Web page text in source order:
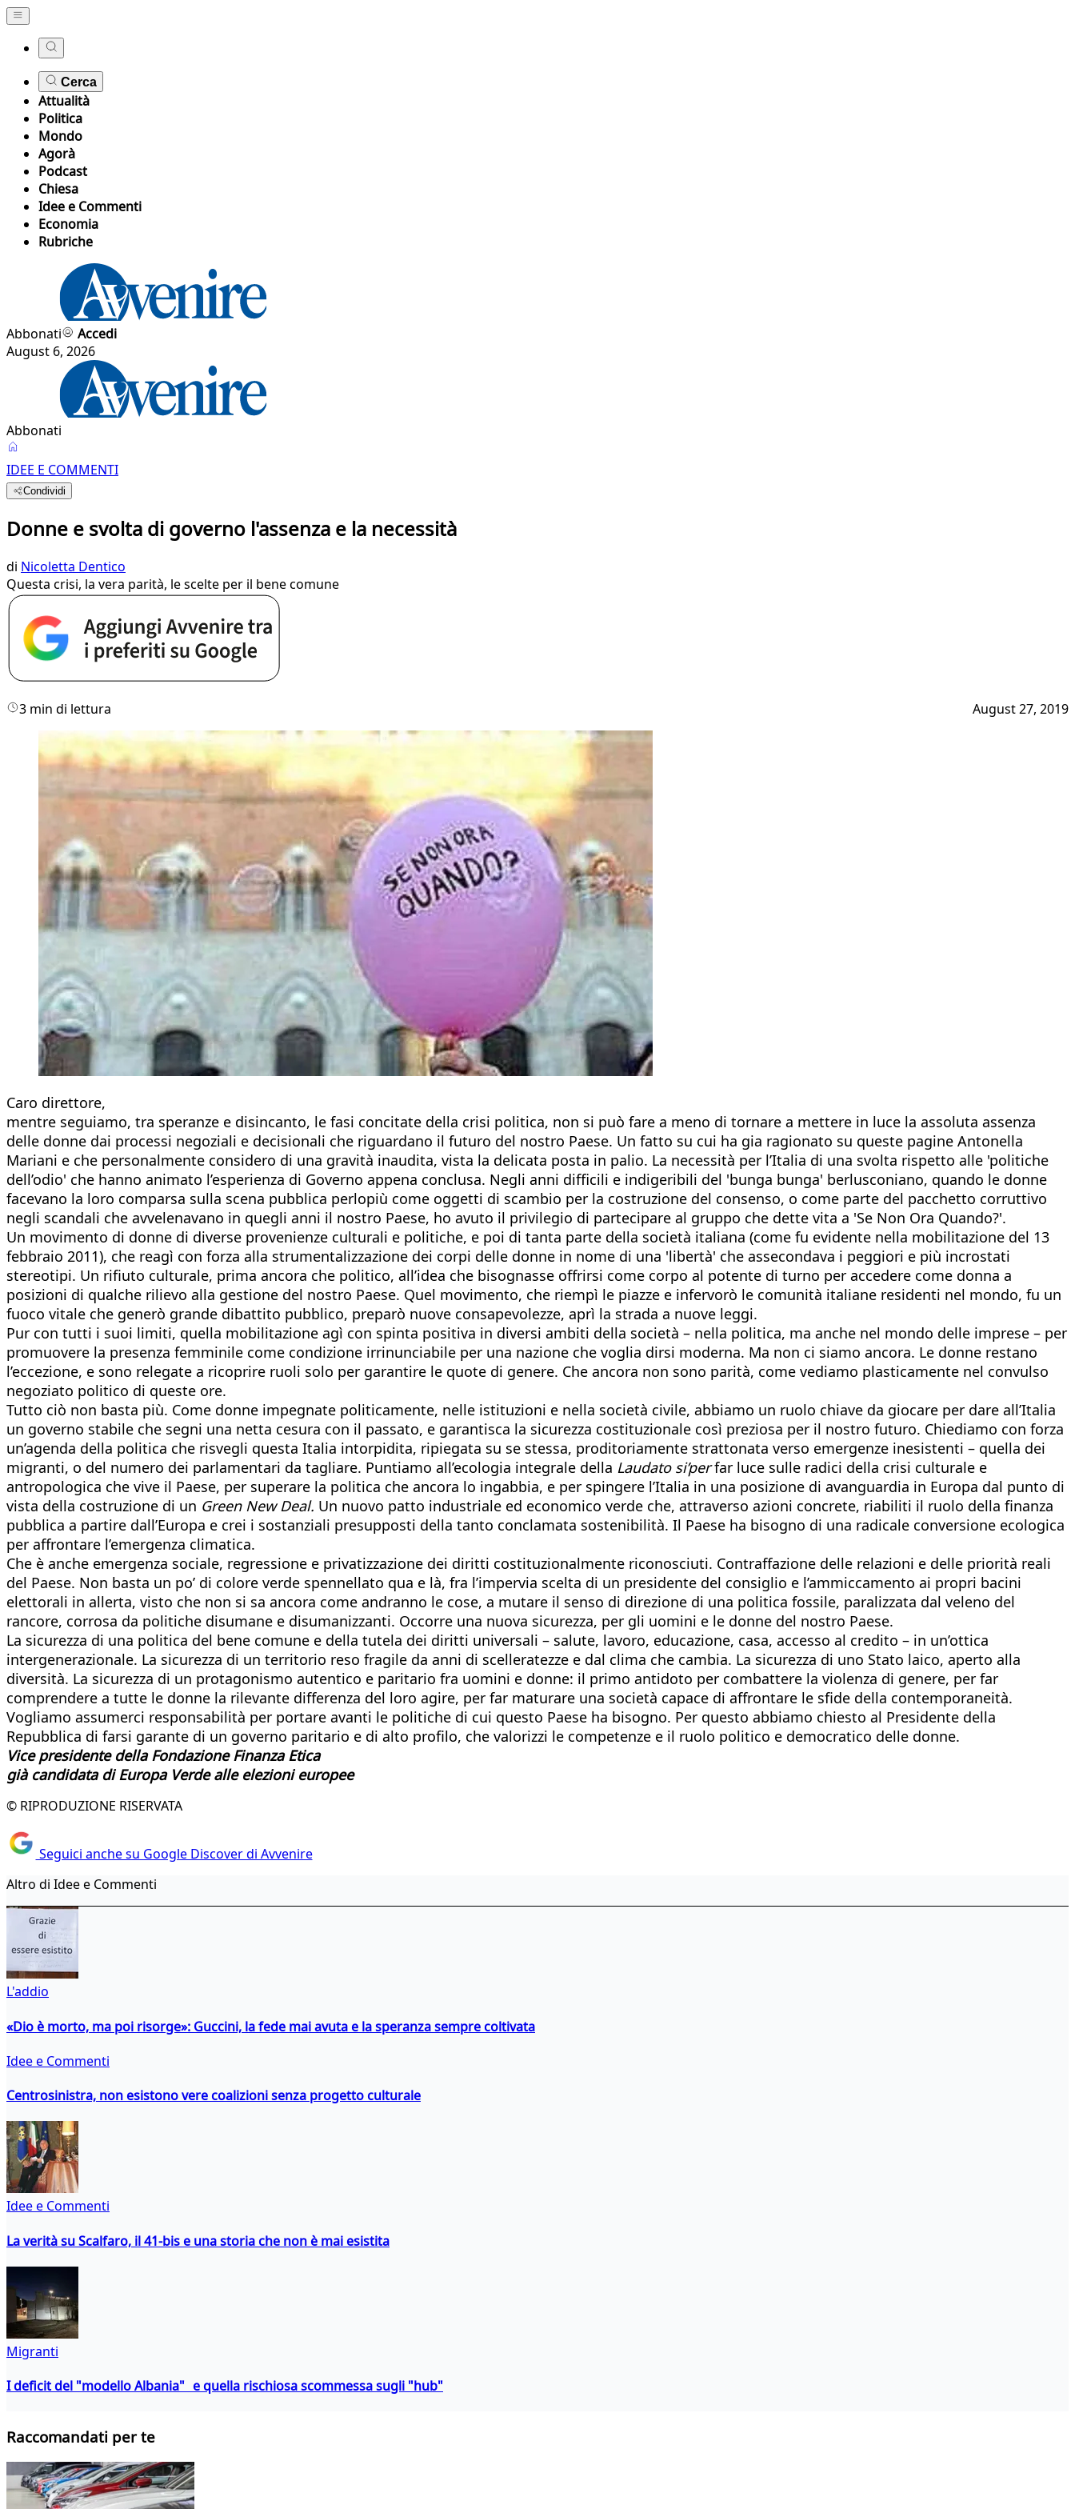
Cerca
Attualità
Politica
Mondo
Agorà
Podcast
Chiesa
Idee e Commenti
Economia
Rubriche
Abbonati
Accedi
August 6, 2026
Abbonati
IDEE E COMMENTI
Condividi
Donne e svolta di governo l'assenza e la necessità
di Nicoletta Dentico
Questa crisi, la vera parità, le scelte per il bene comune
3 min di lettura August 27, 2019
Caro direttore,
mentre seguiamo, tra speranze e disincanto, le fasi concitate della crisi politica, non si può fare a meno di tornare a mettere in luce la assoluta assenza
delle donne dai processi negoziali e decisionali che riguardano il futuro del nostro Paese. Un fatto su cui ha gia ragionato su queste pagine Antonella
Mariani e che personalmente considero di una gravità inaudita, vista la delicata posta in palio. La necessità per l’Italia di una svolta rispetto alle 'politiche
dell’odio' che hanno animato l’esperienza di Governo appena conclusa. Negli anni difficili e indigeribili del 'bunga bunga' berlusconiano, quando le donne
facevano la loro comparsa sulla scena pubblica perlopiù come oggetti di scambio per la costruzione del consenso, o come parte del pacchetto corruttivo
negli scandali che avvelenavano in quegli anni il nostro Paese, ho avuto il privilegio di partecipare al gruppo che dette vita a 'Se Non Ora Quando?'.
Un movimento di donne di diverse provenienze culturali e politiche, e poi di tanta parte della società italiana (come fu evidente nella mobilitazione del 13
febbraio 2011), che reagì con forza alla strumentalizzazione dei corpi delle donne in nome di una 'libertà' che assecondava i peggiori e più incrostati
stereotipi. Un rifiuto culturale, prima ancora che politico, all’idea che bisognasse offrirsi come corpo al potente di turno per accedere come donna a
posizioni di qualche rilievo alla gestione del nostro Paese. Quel movimento, che riempì le piazze e infervorò le comunità italiane residenti nel mondo, fu un
fuoco vitale che generò grande dibattito pubblico, preparò nuove consapevolezze, aprì la strada a nuove leggi.
Pur con tutti i suoi limiti, quella mobilitazione agì con spinta positiva in diversi ambiti della società – nella politica, ma anche nel mondo delle imprese – per
promuovere la presenza femminile come condizione irrinunciabile per una nazione che voglia dirsi moderna. Ma non ci siamo ancora. Le donne restano
l’eccezione, e sono relegate a ricoprire ruoli solo per garantire le quote di genere. Che ancora non sono parità, come vediamo plasticamente nel convulso
negoziato politico di queste ore.
Tutto ciò non basta più. Come donne impegnate politicamente, nelle istituzioni e nella società civile, abbiamo un ruolo chiave da giocare per dare all’Italia
un governo stabile che segni una netta cesura con il passato, e garantisca la sicurezza costituzionale così preziosa per il nostro futuro. Chiediamo con forza
un’agenda della politica che risvegli questa Italia intorpidita, ripiegata su se stessa, proditoriamente strattonata verso emergenze inesistenti – quella dei
migranti, o del numero dei parlamentari da tagliare. Puntiamo all’ecologia integrale della Laudato si’perfar luce sulle radici della crisi culturale e
antropologica che vive il Paese, per superare la politica che ancora lo ingabbia, e per spingere l’Italia in una posizione di avanguardia in Europa dal punto di
vista della costruzione di un Green New Deal. Un nuovo patto industriale ed economico verde che, attraverso azioni concrete, riabiliti il ruolo della finanza
pubblica a partire dall’Europa e crei i sostanziali presupposti della tanto conclamata sostenibilità. Il Paese ha bisogno di una radicale conversione ecologica
per affrontare l’emergenza climatica.
Che è anche emergenza sociale, regressione e privatizzazione dei diritti costituzionalmente riconosciuti. Contraffazione delle relazioni e delle priorità reali
del Paese. Non basta un po’ di colore verde spennellato qua e là, fra l’impervia scelta di un presidente del consiglio e l’ammiccamento ai propri bacini
elettorali in allerta, visto che non si sa ancora come andranno le cose, a mutare il senso di direzione di una politica fossile, paralizzata dal veleno del
rancore, corrosa da politiche disumane e disumanizzanti. Occorre una nuova sicurezza, per gli uomini e le donne del nostro Paese.
La sicurezza di una politica del bene comune e della tutela dei diritti universali – salute, lavoro, educazione, casa, accesso al credito – in un’ottica
intergenerazionale. La sicurezza di un territorio reso fragile da anni di scelleratezze e dal clima che cambia. La sicurezza di uno Stato laico, aperto alla
diversità. La sicurezza di un protagonismo autentico e paritario fra uomini e donne: il primo antidoto per combattere la violenza di genere, per far
comprendere a tutte le donne la rilevante differenza del loro agire, per far maturare una società capace di affrontare le sfide della contemporaneità.
Vogliamo assumerci responsabilità per portare avanti le politiche di cui questo Paese ha bisogno. Per questo abbiamo chiesto al Presidente della
Repubblica di farsi garante di un governo paritario e di alto profilo, che valorizzi le competenze e il ruolo politico e democratico delle donne.
Vice presidente della Fondazione Finanza Etica
già candidata di Europa Verde alle elezioni europee
© RIPRODUZIONE RISERVATA
Seguici anche su Google Discover di Avvenire
Altro di Idee e Commenti
L'addio
«Dio è morto, ma poi risorge»: Guccini, la fede mai avuta e la speranza sempre coltivata
Idee e Commenti
Centrosinistra, non esistono vere coalizioni senza progetto culturale
Idee e Commenti
La verità su Scalfaro, il 41-bis e una storia che non è mai esistita
Migranti
I deficit del "modello Albania" e quella rischiosa scommessa sugli "hub"
Raccomandati per te